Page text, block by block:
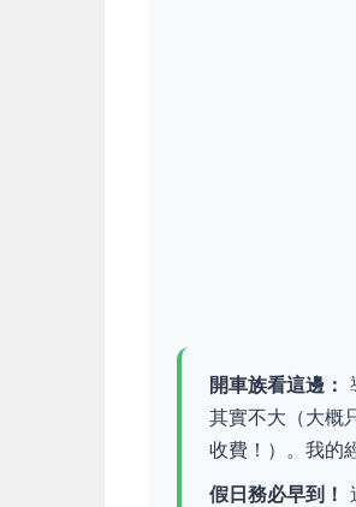
開車族看這邊：
其實不大（大概
收費！）。我的
假日務必早到！